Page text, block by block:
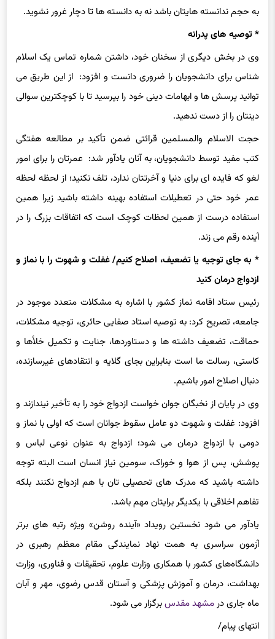
به حجم ندانسته هایتان باشد نه به دانسته ها تا دچار غرور نشوید.
* توصیه های پدرانه
وی در بخش دیگری از سخنان خود، داشتن شماره تماس یک اسلام
شناس برای دانشجویان را ضروری دانست و افزود: از این طریق می
توانید پرسش ها و ابهامات دینی خود را بپرسید تا با کوچکترین سوالی
دینتان را از دست ندهید.
حجت الاسلام والمسلمین قرائتی ضمن تأکید بر مطالعه هفتگی
کتب مفید توسط دانشجویان، به آنان یادآور شد: عمرتان را برای امور
لغو که فایده ای برای دنیا و آخرتتان ندارد، تلف نکنید؛ از لحظه لحظه
عمر خود حتی در تعطیلات استفاده بهینه داشته باشید زیرا همین
استفاده درست از همین لحظات کوچک است که اتفاقات بزرگ را در
آینده رقم می زند.
* به جای توجیه یا تضعیف، اصلاح کنیم/ غفلت و شهوت را با نماز و
ازدواج درمان کنید
رئیس ستاد اقامه نماز کشور با اشاره به مشکلات متعدد موجود در
جامعه، تصریح کرد: به توصیه استاد صفایی حائری، توجیه مشکلات،
حماقت، تضعیف داشته ها و دستاوردها، جنایت و تکمیل خلأها و
کاستی، رسالت ما است بنابراین بجای گلایه و انتقادهای غیرسازنده،
دنبال اصلاح امور باشیم.
وی در پایان از نخبگان جوان خواست ازدواج خود را به تأخیر نیندازند و
افزود: غفلت و شهوت دو عامل سقوط جوانان است که اولی با نماز و
دومی با ازدواج درمان می شود؛ ازدواج به عنوان نوعی لباس و
پوشش، پس از هوا و خوراک، سومین نیاز انسان است البته توجه
داشته باشید که مدرک های تحصیلی تان با هم ازدواج نکنند بلکه
تفاهم اخلاقی با یکدیگر برایتان مهم باشد.
یادآور می شود نخستین رویداد «آینده روشن» ویژه رتبه های برتر
آزمون سراسری به‌ همت نهاد نمایندگی مقام معظم رهبری در
دانشگاه‌های کشور با همکاری وزارت علوم، تحقیقات و فناوری، وزارت
بهداشت، درمان و آموزش پزشکی و آستان قدس رضوی، مهر و آبان
ماه جاری درمشهد مقدسبرگزار می شود.
انتهای پیام/